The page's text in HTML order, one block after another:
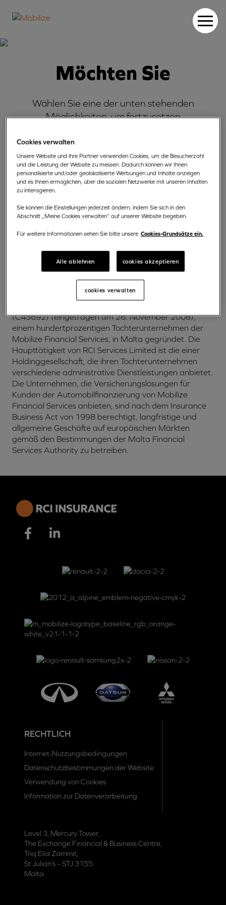
Möchten Sie
Wählen Sie eine der unten stehenden
Möglichkeiten, um fortzusetzen
Eine Beschwerde einreichen
und eine schnelle Antwort
erhalten.
melden
Richten Sie eine Beschwerde
an uns und wir werden Ihnen
schnellstmöglichst antworten.
melden
ÜberRCI Insurance
RCI Insurance Limited (C45786) und RCI Life Limited
(C45787), im Folgenden „die Unternehmen“ genannt,
wurden am 10. Dezember 2008 als
(C45692) (eingetragen am 26. November 2008),
einem hundertprozentigen Tochterunternehmen der
Mobilize Financial Services, in Malta gegründet. Die
Haupttätigkeit von RCI Services Limited ist die einer
Holdinggesellschaft, die ihren Tochterunternehmen
verschiedene administrative Dienstleistungen anbietet.
Die Unternehmen, die Versicherungslösungen für
Kunden der Automobilfinanzierung von Mobilize
Financial Services anbieten, sind nach dem Insurance
Business Act von 1998 berechtigt, langfristige und
allgemeine Geschäfte auf europäischen Märkten
gemäß den Bestimmungen der Malta Financial
Services Authority zu betreiben.
RECHTLICH
Internet-Nutzungsbedingungen
Datenschutzbestimmungen der Website
Verwendung von Cookies
Information zur Datenverarbeitung
Level 3, Mercury Tower,
The Exchange Financial & Business Centre,
Triq Elia Zammit,
St Julian’s – STJ 3155
Malta
Cookies verwalten
Unsere Website und ihre Partner verwenden Cookies, um die Besucherzahl
und die Leistung der Website zu messen. Dadurch können wir Ihnen
personalisierte und/oder geolokalisierte Werbungen und Inhalte anzeigen
und es Ihnen ermöglichen, über die sozialen Netzwerke mit unseren Inhalten
zu interagieren.
Sie können die Einstellungen jederzeit ändern, indem Sie sich in den
Abschnitt „Meine Cookies verwalten“ auf unserer Website begeben.
Für weitere Informationen sehen Sie bitte unsere Cookies-Grundsätze ein.
Alle ablehnen cookies akzeptieren
cookies verwalten